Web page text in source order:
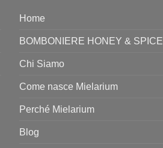
Home
BOMBONIERE HONEY & SPICE
Chi Siamo
Come nasce Mielarium
Perché Mielarium
Blog